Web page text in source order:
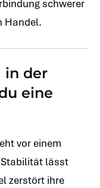
schwerer
Handel.
in der
eine
vor einem
Stabilität lässt
zerstört ihre